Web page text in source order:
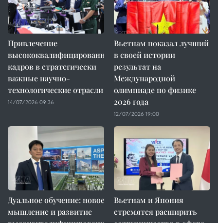
Привлечение
высококвалифицированных
кадров в стратегически
важные научно-
технологические отрасли
14/07/2026 09:36
Вьетнам показал лучший
в своей истории
результат на
Международной
олимпиаде по физике
2026 года
12/07/2026 19:00
Дуальное обучение: новое
мышление и развитие
Вьетнам и Япония
стремятся расширить